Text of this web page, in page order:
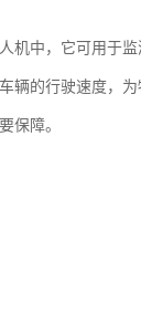
机中，它可用于
辆的行驶速度，
保障。